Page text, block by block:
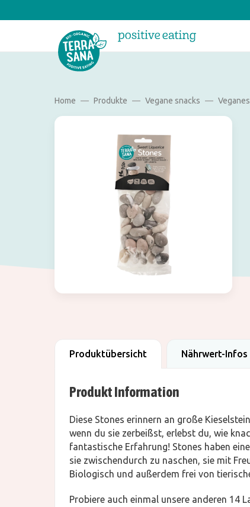
Home Produkte Vegane snacks
Produktübersicht Nährwert-Infos
Produkt Information
Diese Stones erinnern an große
wenn du sie zerbeißst, erlebst du, wie
fantastische Erfahrung! Stones haben
sie zwischendurch zu naschen, sie mit
Biologisch und außerdem frei von
Probiere auch einmal unsere anderen 14